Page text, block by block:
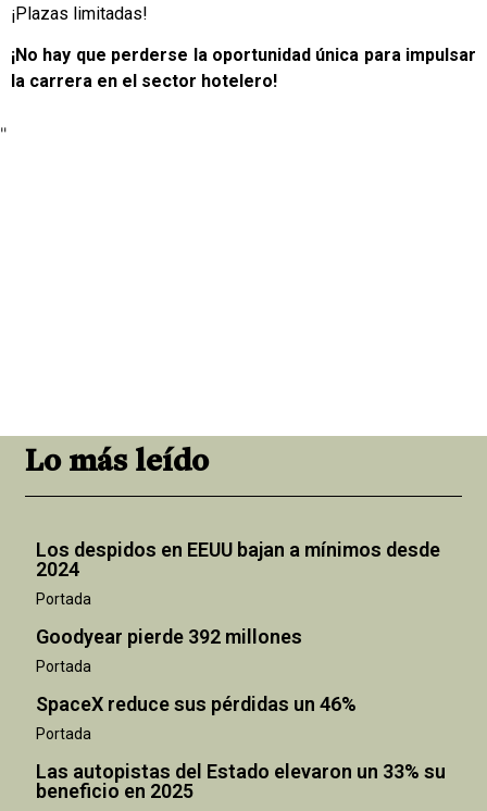
¡Plazas limitadas!
¡No hay que perderse la oportunidad única para impulsar
la carrera en el sector hotelero!
"
Lo más leído
Los despidos en EEUU bajan a mínimos desde
2024
Portada
Goodyear pierde 392 millones
Portada
SpaceX reduce sus pérdidas un 46%
Portada
Las autopistas del Estado elevaron un 33% su
beneficio en 2025